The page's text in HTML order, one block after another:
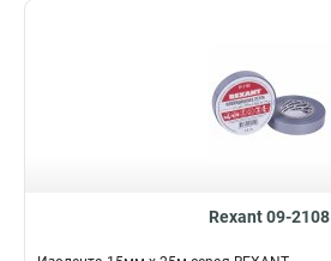
Rexant 09-2108